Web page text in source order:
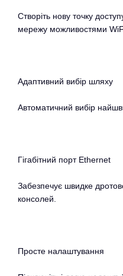
Створіть нову точку
мережу можливостями
Адаптивний вибір шляху
Автоматичний вибір
Гігабітний порт Ethernet
Забезпечує швидке
консолей.
Просте налаштування